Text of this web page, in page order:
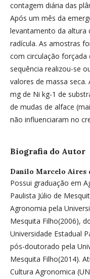
contagem diária das
Após um mês da
levantamento da altura
radícula. As amostras
com circulação forçada
sequência realizou-se
valores de massa seca.
mg de Ni kg-1 de
de mudas de alface
não influenciaram no
Biografia do Autor
Danilo Marcelo Aires
Possui graduação em
Paulista Júlio de
Agronomia pela
Mesquita Filho(2006),
Universidade Estadual
pós-doutorado pela
Mesquita Filho(2014).
Cultura Agronomica